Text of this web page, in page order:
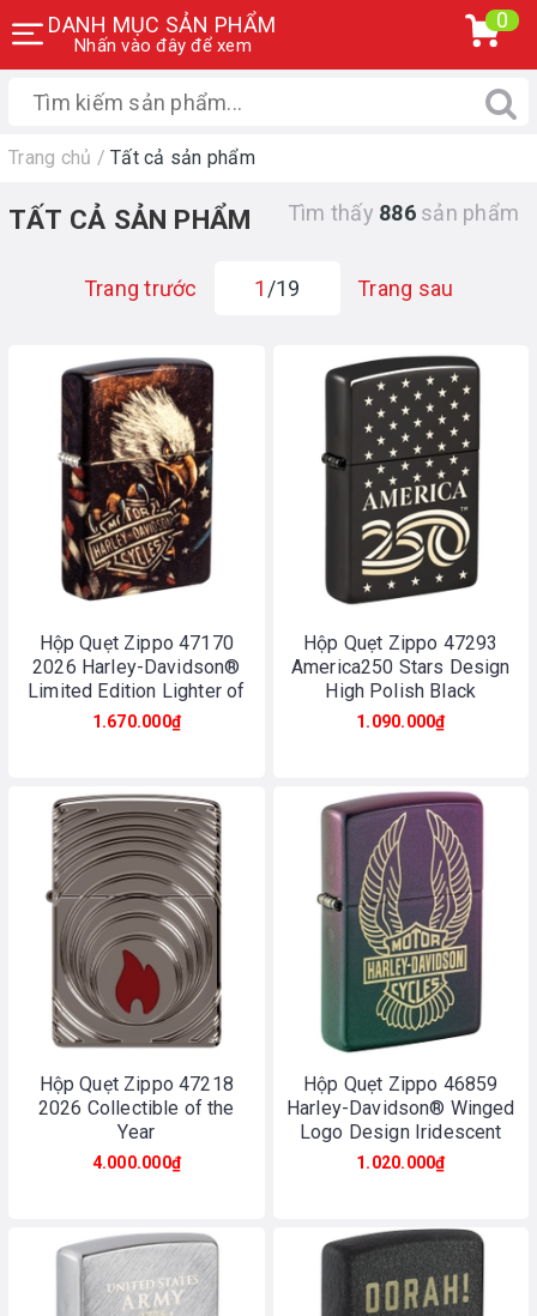
DANH MỤC SẢN PHẨM
Nhấn vào đây để xem
0
Trang chủ / Tất cả sản phẩm
TẤT CẢ SẢN PHẨM Tìm thấy 886sản phẩm
Trang trước 1 /19 Trang sau
Hộp Quẹt Zippo 47170
2026 Harley-Davidson®
Limited Edition Lighter of
the Year
1.670.000₫
Hộp Quẹt Zippo 47293
America250 Stars Design
High Polish Black
1.090.000₫
Hộp Quẹt Zippo 47218
2026 Collectible of the
Year
4.000.000₫
Hộp Quẹt Zippo 46859
Harley-Davidson® Winged
Logo Design Iridescent
1.020.000₫